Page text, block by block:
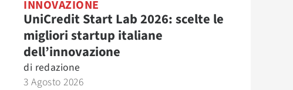
INNOVAZIONE
UniCredit Start Lab 2026: scelte le
migliori startup italiane
dell’innovazione
di redazione
3 Agosto 2026